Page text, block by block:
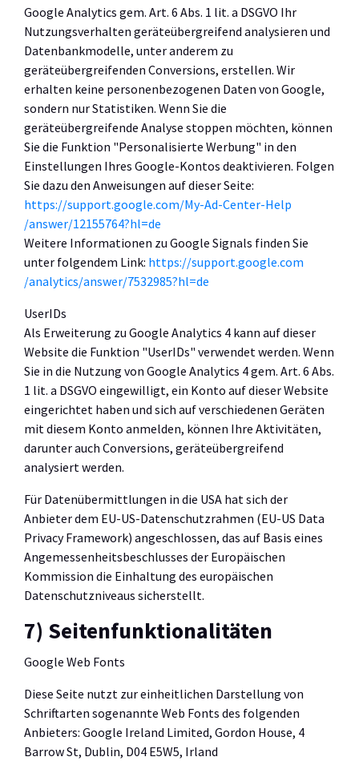
Google Analytics gem. Art. 6 Abs. 1 lit. a DSGVO Ihr
Nutzungsverhalten geräteübergreifend analysieren und
Datenbankmodelle, unter anderem zu
geräteübergreifenden Conversions, erstellen. Wir
erhalten keine personenbezogenen Daten von Google,
sondern nur Statistiken. Wenn Sie die
geräteübergreifende Analyse stoppen möchten, können
Sie die Funktion "Personalisierte Werbung" in den
Einstellungen Ihres Google-Kontos deaktivieren. Folgen
Sie dazu den Anweisungen auf dieser Seite:
https://support.google.com/My-Ad-Center-Help
/answer/12155764?hl=de
Weitere Informationen zu Google Signals finden Sie
unter folgendem Link: https://support.google.com
/analytics/answer/7532985?hl=de
UserIDs
Als Erweiterung zu Google Analytics 4 kann auf dieser
Website die Funktion "UserIDs" verwendet werden. Wenn
Sie in die Nutzung von Google Analytics 4 gem. Art. 6 Abs.
1 lit. a DSGVO eingewilligt, ein Konto auf dieser Website
eingerichtet haben und sich auf verschiedenen Geräten
mit diesem Konto anmelden, können Ihre Aktivitäten,
darunter auch Conversions, geräteübergreifend
analysiert werden.
Für Datenübermittlungen in die USA hat sich der
Anbieter dem EU-US-Datenschutzrahmen (EU-US Data
Privacy Framework) angeschlossen, das auf Basis eines
Angemessenheitsbeschlusses der Europäischen
Kommission die Einhaltung des europäischen
Datenschutzniveaus sicherstellt.
7) Seitenfunktionalitäten
Google Web Fonts
Diese Seite nutzt zur einheitlichen Darstellung von
Schriftarten sogenannte Web Fonts des folgenden
Anbieters: Google Ireland Limited, Gordon House, 4
Barrow St, Dublin, D04 E5W5, Irland